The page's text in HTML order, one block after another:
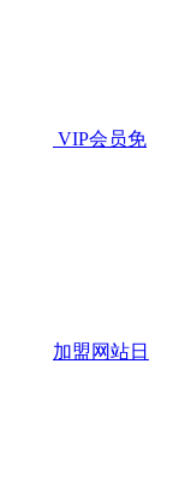
VIP会员免
加盟网站日